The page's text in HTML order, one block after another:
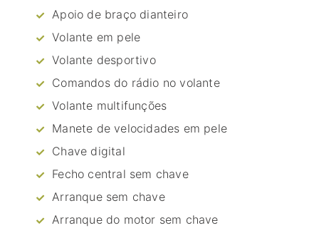
Apoio de braço dianteiro
Volante em pele
Volante desportivo
Comandos do rádio no volante
Volante multifunções
Manete de velocidades em pele
Chave digital
Fecho central sem chave
Arranque sem chave
Arranque do motor sem chave